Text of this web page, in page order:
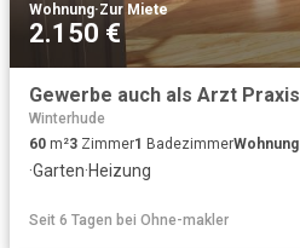
Wohnung·Zur Miete
2.150 €
Winterhude
60 m²3 Zimmer1 BadezimmerWohnung
·Garten·Heizung
Seit 6 Tagen bei Ohne-makler